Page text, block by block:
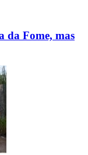
da Fome, mas